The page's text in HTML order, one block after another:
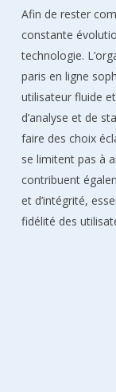
Afin de rester
constante
technologie.
paris en ligne
utilisateur fluide
d’analyse et de
faire des choix
se limitent pas à
contribuent
et d’intégrité,
fidélité des